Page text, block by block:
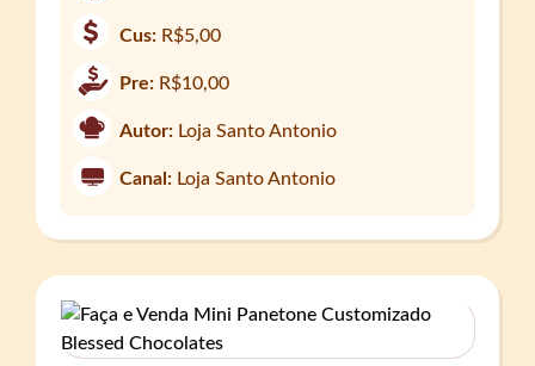
Cus: R$5,00
Pre: R$10,00
Autor: Loja Santo Antonio
Canal: Loja Santo Antonio